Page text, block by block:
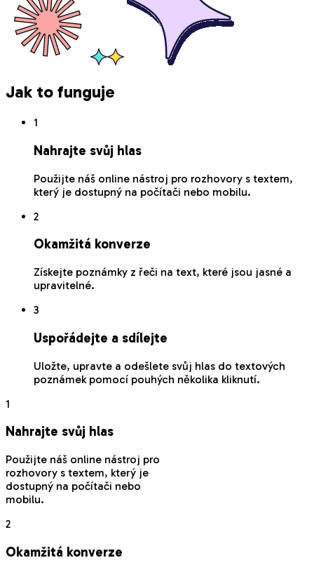
Jak to funguje
1
Nahrajte svůj hlas
Použijte náš online nástroj pro rozhovory s textem,
který je dostupný na počítači nebo mobilu.
2
Okamžitá konverze
Získejte poznámky z řeči na text, které jsou jasné a
upravitelné.
3
Uspořádejte a sdílejte
Uložte, upravte a odešlete svůj hlas do textových
poznámek pomocí pouhých několika kliknutí.
1
Nahrajte svůj hlas
Použijte náš online nástroj pro
rozhovory s textem, který je
dostupný na počítači nebo
mobilu.
2
Okamžitá konverze